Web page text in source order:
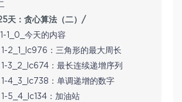
天：贪心算法（二）/
1_0_今天的内容
2_1_lc976：三角形的最大周长
3_2_lc674：最长连续递增序列
4_3_lc738：单调递增的数字
5_4_lc134：加油站